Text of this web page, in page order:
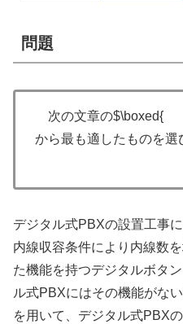
問題
次の文章の$\boxed{
から最も適したものを選
デジタル式PBXの設置工事
内線収容条件により内線数
た機能を持つデジタルボタ
ル式PBXにはその機能が
を用いて、デジタル式PBX